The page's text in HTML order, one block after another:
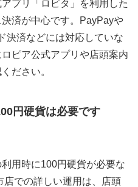
プリ「ロピタ」を利用した
済が中心です。PayPayや
決済などには対応していな
ピア公式アプリや店頭案内
ださい。
円硬貨は必要です
用時に100円硬貨が必要な
店での詳しい運用は、店頭